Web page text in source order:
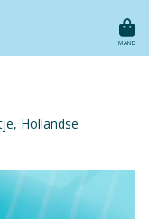
MAND
Hollandse